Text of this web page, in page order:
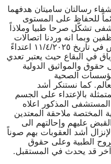
رسالتان ساميتان هدفهما
للحفاظ على المستوى
تشكّل صرحا طبيا وملاذاً
وبما انه وردنا اتصالات
ومعلومات تفيد بأنّه حصل الأمس في تاريخ ١١/٤/٢٠٢٥ اعتداءً
في البقاع حيث يعتبر تعدي
حقوق والمواثيق الدولية
الصحية
كما نستنكر أشد
بالإعتداء على الجسم
المذكور اعلاه
المختصة ملاحقة المعتدين
عليهم وإحالتهم الى
أشد العقوبات بهم صوناً
الطبية وعلى حقوق
آخر قد يحدث في المستقبل.